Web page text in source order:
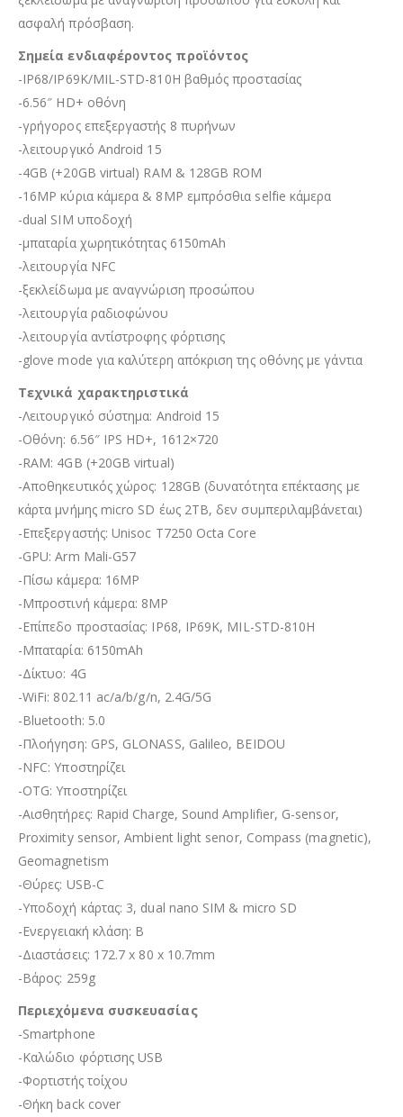
ασφαλή πρόσβαση.
Σημεία ενδιαφέροντος προϊόντος
-IP68/IP69K/MIL-STD-810H βαθμός προστασίας
-6.56″ HD+ οθόνη
-γρήγορος επεξεργαστής 8 πυρήνων
-λειτουργικό Android 15
-4GB (+20GB virtual) RAM & 128GB ROM
-16MP κύρια κάμερα & 8MP εμπρόσθια selfie κάμερα
-dual SIM υποδοχή
-μπαταρία χωρητικότητας 6150mAh
-λειτουργία NFC
-ξεκλείδωμα με αναγνώριση προσώπου
-λειτουργία ραδιοφώνου
-λειτουργία αντίστροφης φόρτισης
-glove mode για καλύτερη απόκριση της οθόνης με γάντια
Τεχνικά χαρακτηριστικά
-Λειτουργικό σύστημα: Android 15
-Οθόνη: 6.56″ IPS HD+, 1612×720
-RAM: 4GB (+20GB virtual)
-Αποθηκευτικός χώρος: 128GB (δυνατότητα επέκτασης με
κάρτα μνήμης micro SD έως 2TB, δεν συμπεριλαμβάνεται)
-Επεξεργαστής: Unisoc T7250 Octa Core
-GPU: Arm Mali-G57
-Πίσω κάμερα: 16MP
-Μπροστινή κάμερα: 8MP
-Επίπεδο προστασίας: IP68, IP69K, MIL-STD-810H
-Μπαταρία: 6150mAh
-Δίκτυο: 4G
-WiFi: 802.11 ac/a/b/g/n, 2.4G/5G
-Bluetooth: 5.0
-Πλοήγηση: GPS, GLONASS, Galileo, BEIDOU
-NFC: Υποστηρίζει
-OTG: Υποστηρίζει
-Αισθητήρες: Rapid Charge, Sound Amplifier, G-sensor,
Proximity sensor, Ambient light senor, Compass (magnetic),
Geomagnetism
-Θύρες: USB-C
-Υποδοχή κάρτας: 3, dual nano SIM & micro SD
-Ενεργειακή κλάση: B
-Διαστάσεις: 172.7 x 80 x 10.7mm
-Βάρος: 259g
Περιεχόμενα συσκευασίας
-Smartphone
-Καλώδιο φόρτισης USB
-Φορτιστής τοίχου
-Θήκη back cover